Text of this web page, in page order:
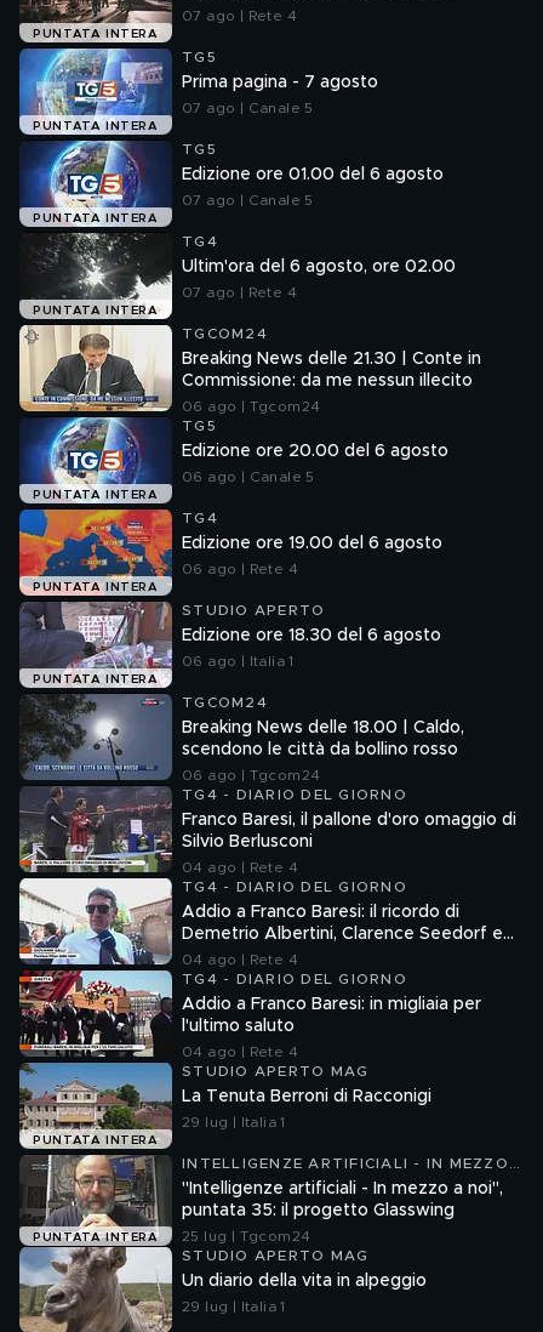
PUNTATA INTERA
07 ago | Rete 4
PUNTATA INTERA
TG5
Prima pagina - 7 agosto
07 ago | Canale 5
PUNTATA INTERA
TG5
Edizione ore 01.00 del 6 agosto
07 ago | Canale 5
PUNTATA INTERA
TG4
Ultim'ora del 6 agosto, ore 02.00
07 ago | Rete 4
TGCOM24
Breaking News delle 21.30 | Conte in
Commissione: da me nessun illecito
06 ago | Tgcom24
PUNTATA INTERA
TG5
Edizione ore 20.00 del 6 agosto
06 ago | Canale 5
PUNTATA INTERA
TG4
Edizione ore 19.00 del 6 agosto
06 ago | Rete 4
PUNTATA INTERA
STUDIO APERTO
Edizione ore 18.30 del 6 agosto
06 ago | Italia 1
TGCOM24
Breaking News delle 18.00 | Caldo,
scendono le città da bollino rosso
06 ago | Tgcom24
TG4 - DIARIO DEL GIORNO
Franco Baresi, il pallone d'oro omaggio di
Silvio Berlusconi
04 ago | Rete 4
TG4 - DIARIO DEL GIORNO
Addio a Franco Baresi: il ricordo di
Demetrio Albertini, Clarence Seedorf e
Giovanni Galli
04 ago | Rete 4
TG4 - DIARIO DEL GIORNO
Addio a Franco Baresi: in migliaia per
l'ultimo saluto
04 ago | Rete 4
PUNTATA INTERA
STUDIO APERTO MAG
La Tenuta Berroni di Racconigi
29 lug | Italia 1
PUNTATA INTERA
INTELLIGENZE ARTIFICIALI - IN MEZZO
A NOI
"Intelligenze artificiali - In mezzo a noi",
puntata 35: il progetto Glasswing
25 lug | Tgcom24
STUDIO APERTO MAG
Un diario della vita in alpeggio
29 lug | Italia 1